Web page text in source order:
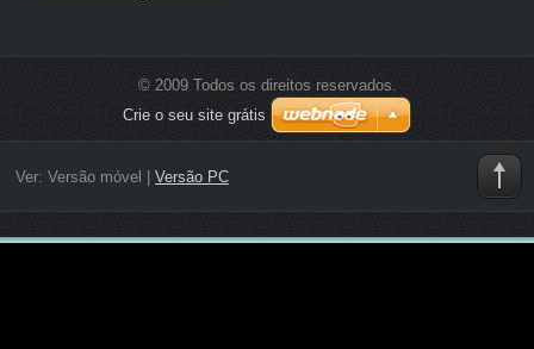
© 2009 Todos os direitos reservados.
Crie o seu site grátis
Ver: Versão móvel Versão PC